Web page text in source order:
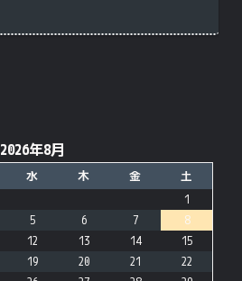
2026年8月
水 木 金
土
1
5 6 7
8
12 13 14
15
19 20 21
22